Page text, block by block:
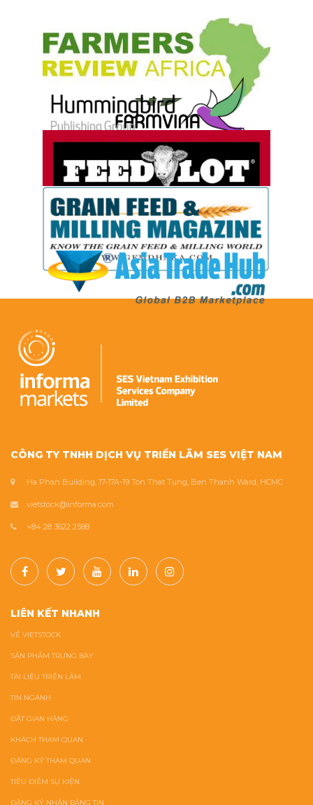
CÔNG TY TNHH DỊCH VỤ TRIỂN LÃM SES VIỆT NAM
Ha Phan Building, 17-17A-19 Ton That Tung, Ben Thanh Ward, HCMC
vietstock@informa.com
+84 28 3622 2588
LIÊN KẾT NHANH
VỀ VIETSTOCK
SẢN PHẨM TRƯNG BÀY
TÀI LIỆU TRIỂN LÃM
TIN NGÀNH
ĐẶT GIAN HÀNG
KHÁCH THAM QUAN
ĐĂNG KÝ THAM QUAN
TIÊU ĐIỂM SỰ KIỆN
ĐĂNG KÝ NHẬN BẢNG TIN